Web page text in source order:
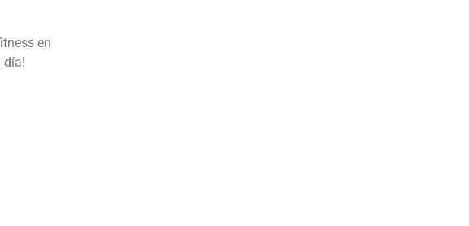
en
día!